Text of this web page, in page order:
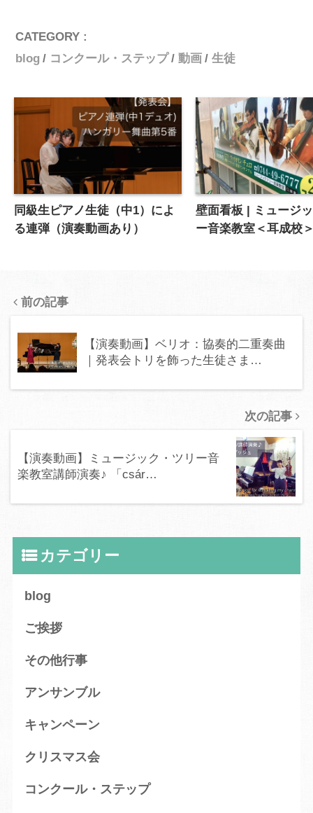
CATEGORY :
blog
コンクール・ステップ 動画 生徒
同級生ピアノ生徒（中1）によ
る連弾（演奏動画あり）
壁面看板 | ミュージ
ー音楽教室＜耳成校
前の記事
【演奏動画】ベリオ：協奏的二重奏曲
｜発表会トリを飾った生徒さま…
次の記事
【演奏動画】ミュージック・ツリー音
楽教室講師演奏♪ 「csár…
カテゴリー
blog
ご挨拶
その他行事
アンサンブル
キャンペーン
クリスマス会
コンクール・ステップ